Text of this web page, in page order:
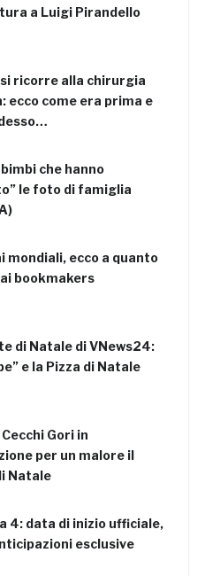
a Luigi Pirandello
ricorre alla chirurgia
ecco come era prima e
che hanno
le foto di famiglia
mondiali, ecco a quanto
bookmakers
di Natale di VNews24:
e la Pizza di Natale
Gori in
per un malore il
Natale
4: data di inizio ufficiale,
esclusive